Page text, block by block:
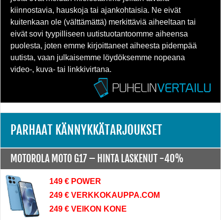
kiinnostavia, hauskoja tai ajankohtaisia. Ne eivät
kuitenkaan ole (välttämättä) merkittäviä aiheeltaan tai
eivät sovi tyypilliseen uutistuotantoomme aiheensa
puolesta, joten emme kirjoittaneet aiheesta pidempää
uutista, vaan julkaisemme löydöksemme nopeana
video-, kuva- tai linkkivirtana.
PARHAAT KÄNNYKKÄTARJOUKSET
MOTOROLA MOTO G17 – HINTA LASKENUT -40%
149 € POWER
249 € VERKKOKAUPPA.COM
249 € VEIKON KONE